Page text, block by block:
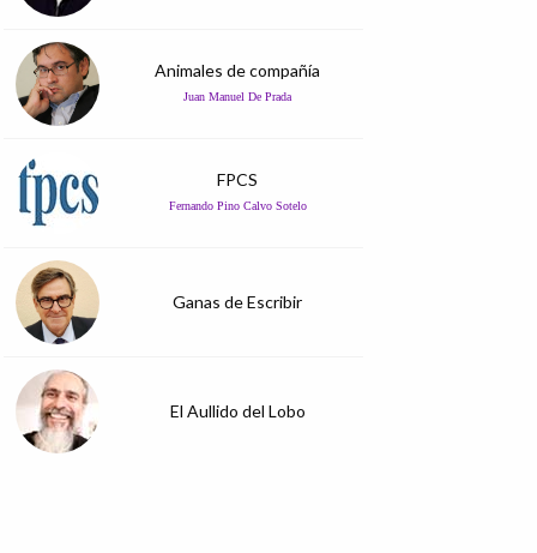
Animales de compañía
Juan Manuel De Prada
FPCS
Fernando Pino Calvo Sotelo
Ganas de Escribir
El Aullido del Lobo